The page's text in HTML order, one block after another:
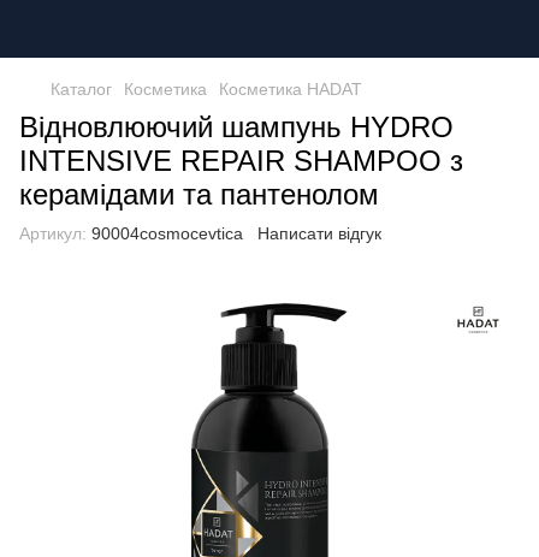
Каталог Косметика Косметика HADAT
Відновлюючий шампунь HYDRO
INTENSIVE REPAIR SHAMPOO з
керамідами та пантенолом
Артикул: 90004cosmocevtica Написати відгук